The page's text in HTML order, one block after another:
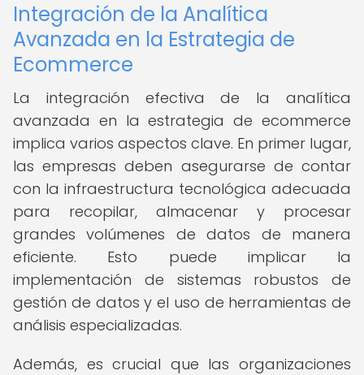
Integración de la Analítica
Avanzada en la Estrategia de
Ecommerce
La integración efectiva de la analítica
avanzada en la estrategia de ecommerce
implica varios aspectos clave. En primer lugar,
las empresas deben asegurarse de contar
con la infraestructura tecnológica adecuada
para recopilar, almacenar y procesar
grandes volúmenes de datos de manera
eficiente. Esto puede implicar la
implementación de sistemas robustos de
gestión de datos y el uso de herramientas de
análisis especializadas.
Además, es crucial que las organizaciones